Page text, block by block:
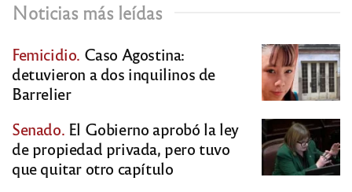
Noticias más leídas
Femicidio. Caso Agostina:
detuvieron a dos inquilinos de
Barrelier
Senado. El Gobierno aprobó la ley
de propiedad privada, pero tuvo
que quitar otro capítulo